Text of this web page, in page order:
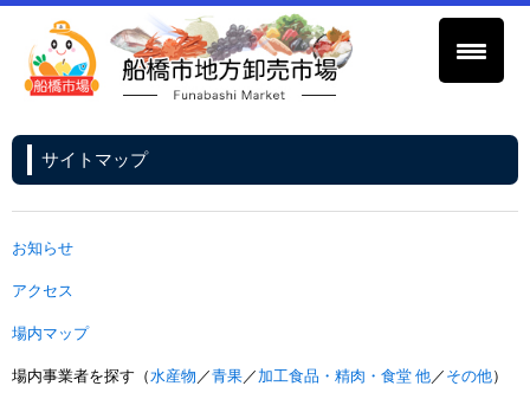
サイトマップ
お知らせ
アクセス
場内マップ
場内事業者を探す（水産物 ／青果／ 加工食品・精肉・食堂 他／ その他）